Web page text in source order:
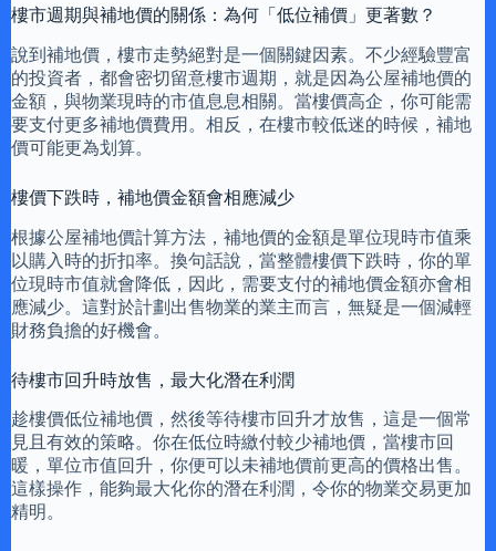
樓市週期與補地價的關係：為何「低位補價」更著數？
說到補地價，樓市走勢絕對是一個關鍵因素。不少經驗豐富
的投資者，都會密切留意樓市週期，就是因為公屋補地價的
金額，與物業現時的市值息息相關。當樓價高企，你可能需
要支付更多補地價費用。相反，在樓市較低迷的時候，補地
價可能更為划算。
樓價下跌時，補地價金額會相應減少
根據公屋補地價計算方法，補地價的金額是單位現時市值乘
以購入時的折扣率。換句話說，當整體樓價下跌時，你的單
位現時市值就會降低，因此，需要支付的補地價金額亦會相
應減少。這對於計劃出售物業的業主而言，無疑是一個減輕
財務負擔的好機會。
待樓市回升時放售，最大化潛在利潤
趁樓價低位補地價，然後等待樓市回升才放售，這是一個常
見且有效的策略。你在低位時繳付較少補地價，當樓市回
暖，單位市值回升，你便可以未補地價前更高的價格出售。
這樣操作，能夠最大化你的潛在利潤，令你的物業交易更加
精明。